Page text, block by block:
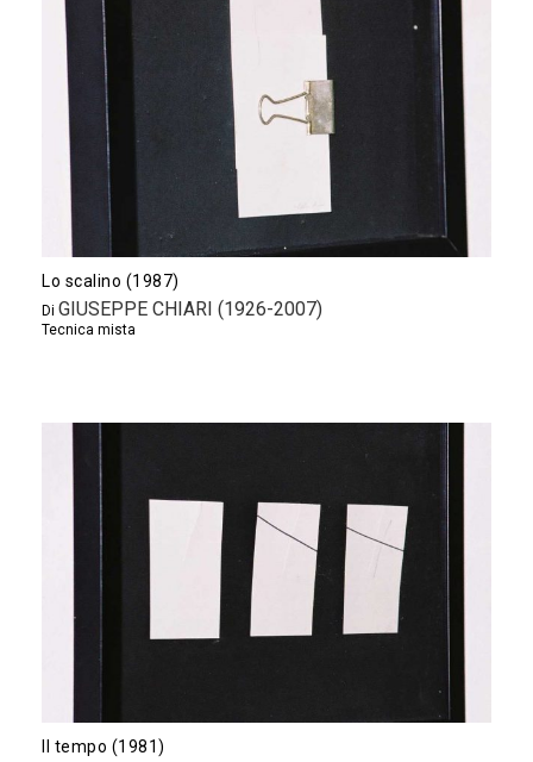
Lo scalino (1987)
Di GIUSEPPE CHIARI (1926-2007)
Tecnica mista
Il tempo (1981)